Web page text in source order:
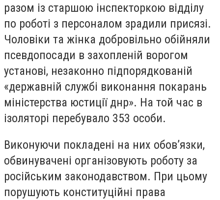
разом із старшою інспекторкою відділу
по роботі з персоналом зрадили присязі.
Чоловіки та жінка добровільно обійняли
псевдопосади в захопленій ворогом
установі, незаконно підпорядкованій
«державній службі виконання покарань
міністерства юстиції днр». На той час в
ізоляторі перебувало 353 особи.
Виконуючи покладені на них обов’язки,
обвинувачені організовують роботу за
російським законодавством. При цьому
порушують конституційні права